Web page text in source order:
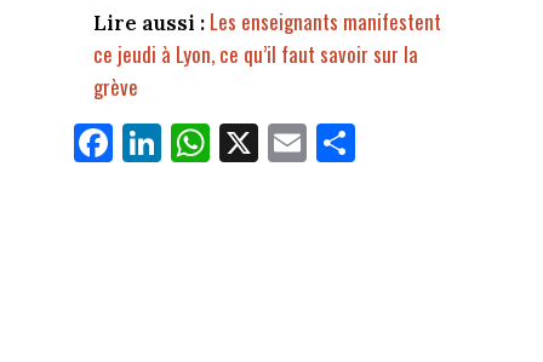
Lire aussi : Les enseignants manifestent
ce jeudi à Lyon, ce qu’il faut savoir sur la
grève
Fa
ce
Li
nk
W
ha
X E
m
Pa